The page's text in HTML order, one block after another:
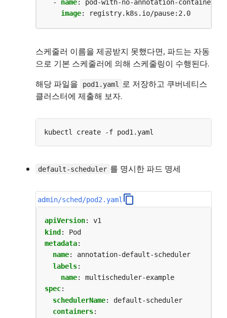
- name:
pod-with-no-annotation-container
image: registry.k8s.io/pause:2.0
스케줄러 이름을 제공받지 못했다면, 파드는 자동
으로 기본 스케줄러에 의해 스케줄링이 수행된다.
해당 파일을
pod1.yaml
로 저장하고 쿠버네티스
클러스터에 제출해 보자.
default-scheduler 를 명시한 파드 명세
admin/sched/pod2.yaml
apiVersion:
v1
kind:
Pod
metadata:
name:
annotation-default-scheduler
labels:
name:
multischeduler-example
spec:
schedulerName:
default-scheduler
containers: